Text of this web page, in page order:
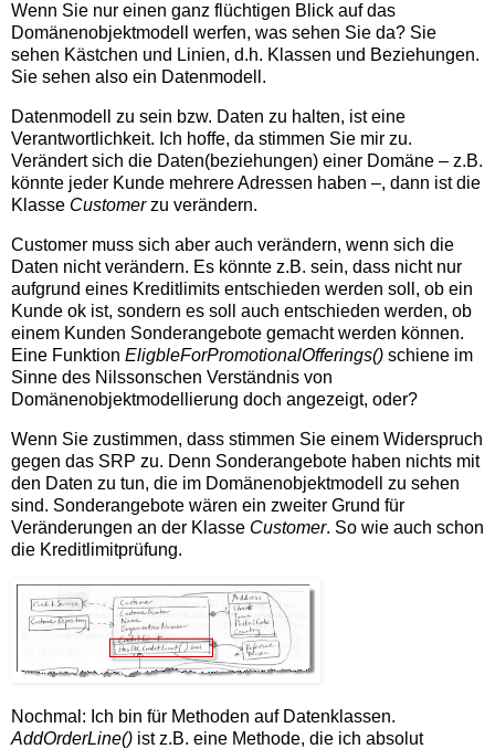
Wenn Sie nur einen ganz flüchtigen Blick auf das
Domänenobjektmodell werfen, was sehen Sie da? Sie
sehen Kästchen und Linien, d.h. Klassen und Beziehungen.
Sie sehen also ein Datenmodell.
Datenmodell zu sein bzw. Daten zu halten, ist eine
Verantwortlichkeit. Ich hoffe, da stimmen Sie mir zu.
Verändert sich die Daten(beziehungen) einer Domäne – z.B.
könnte jeder Kunde mehrere Adressen haben –, dann ist die
Klasse Customerzu verändern.
Customer muss sich aber auch verändern, wenn sich die
Daten nicht verändern. Es könnte z.B. sein, dass nicht nur
aufgrund eines Kreditlimits entschieden werden soll, ob ein
Kunde ok ist, sondern es soll auch entschieden werden, ob
einem Kunden Sonderangebote gemacht werden können.
Eine Funktion EligbleForPromotionalOfferings() schiene im
Sinne des Nilssonschen Verständnis von
Domänenobjektmodellierung doch angezeigt, oder?
Wenn Sie zustimmen, dass stimmen Sie einem Widerspruch
gegen das SRP zu. Denn Sonderangebote haben nichts mit
den Daten zu tun, die im Domänenobjektmodell zu sehen
sind. Sonderangebote wären ein zweiter Grund für
Veränderungen an der Klasse Customer. So wie auch schon
die Kreditlimitprüfung.
Nochmal: Ich bin für Methoden auf Datenklassen.
AddOrderLine() ist z.B. eine Methode, die ich absolut